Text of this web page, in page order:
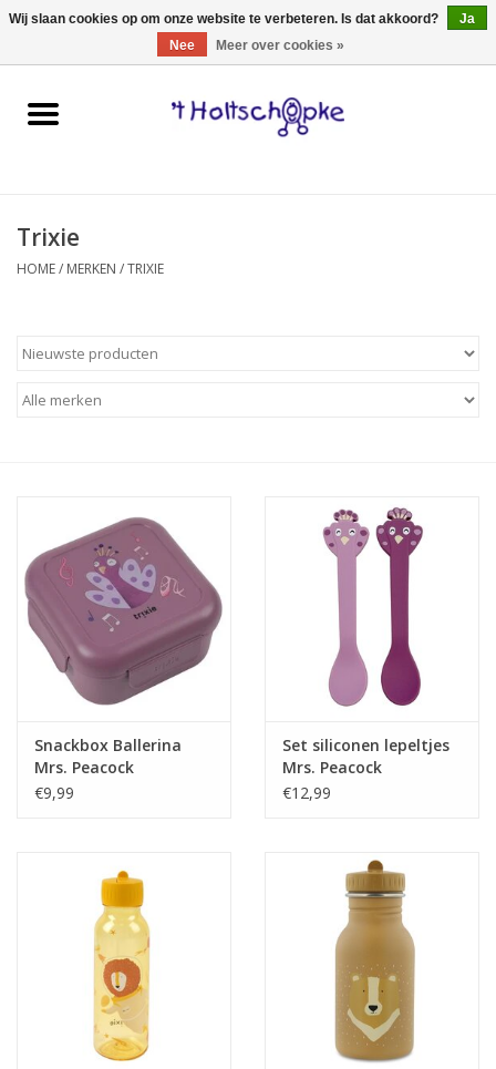
0 Artikelen - €0,00
Home
spellen
schmink & make-up
eten & drinken
knuffels
boeken
Blogs
Trixie
HOME/ MERKEN /TRIXIE
Snackbox Ballerina
Mrs. Peacock
€9,99
Set siliconen lepeltjes
Mrs. Peacock
€12,99
Wij slaan cookies op om onze website te verbeteren. Is dat akkoord?
Ja
Nee
Meer over cookies »